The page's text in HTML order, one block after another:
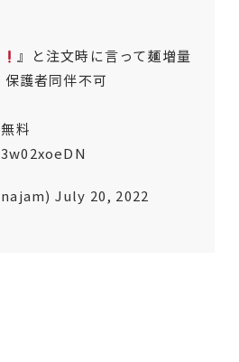
』と注文時に言って麺増量
護者同伴不可
料
July 20, 2022